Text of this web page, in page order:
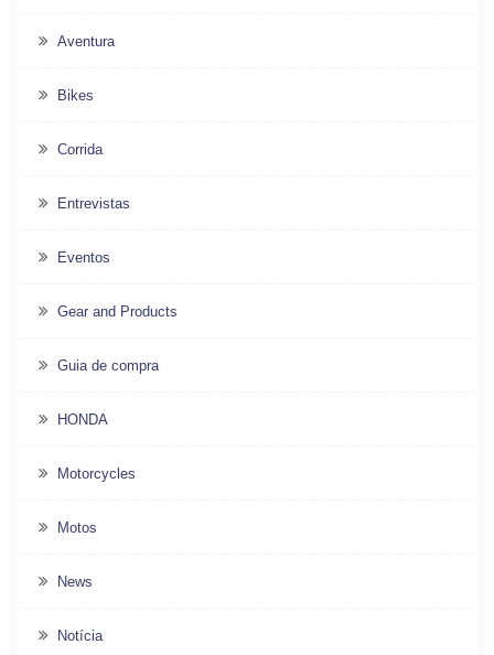
Aventura
Bikes
Corrida
Entrevistas
Eventos
Gear and Products
Guia de compra
HONDA
Motorcycles
Motos
News
Notícia